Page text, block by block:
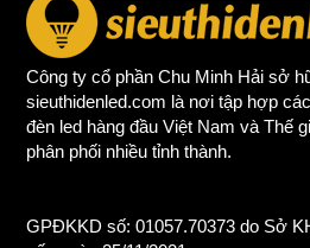
Công ty cổ phần Chu Minh Hải sở
sieuthidenled.com là nơi tập hợp
đèn led hàng đầu Việt Nam và Thế
phân phối nhiều tỉnh thành.
GPĐKKD số: 01057.70373 do Sở